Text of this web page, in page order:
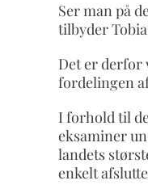
Ser man på
tilbyder
Det er derfor
fordelingen
I forhold til
eksaminer
landets
enkelt